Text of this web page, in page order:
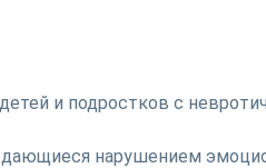
и подростков с
нарушением